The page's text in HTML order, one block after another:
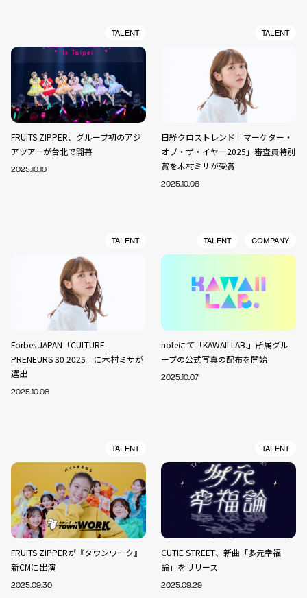
TALENT
FRUITS ZIPPER、グループ初のアジ
アツアーが台北で開幕
2025.10.10
TALENT
日経クロストレンド「マーケター・
オブ・ザ・イヤー2025」審査員特別
賞を木村ミサが受賞
2025.10.08
TALENT
Forbes JAPAN「CULTURE-
PRENEURS 30 2025」に木村ミサが
選出
2025.10.08
TALENT COMPANY
noteにて「KAWAII LAB.」所属グル
ープの公式写真の配布を開始
2025.10.07
TALENT
FRUITS ZIPPERが『タウンワーク』
新CMに出演
2025.09.30
TALENT
CUTIE STREET、新曲「多元幸福
論」をリリース
2025.09.29